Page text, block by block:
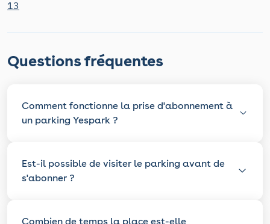
13
Questions fréquentes
Comment fonctionne la prise d'abonnement à
un parking Yespark ?
Est-il possible de visiter le parking avant de
s'abonner ?
Combien de temps la place est-elle